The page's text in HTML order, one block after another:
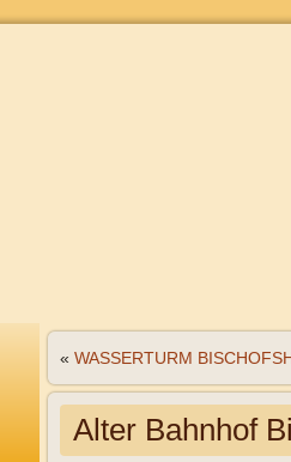
« WASSERTURM
Alter Bahnhof